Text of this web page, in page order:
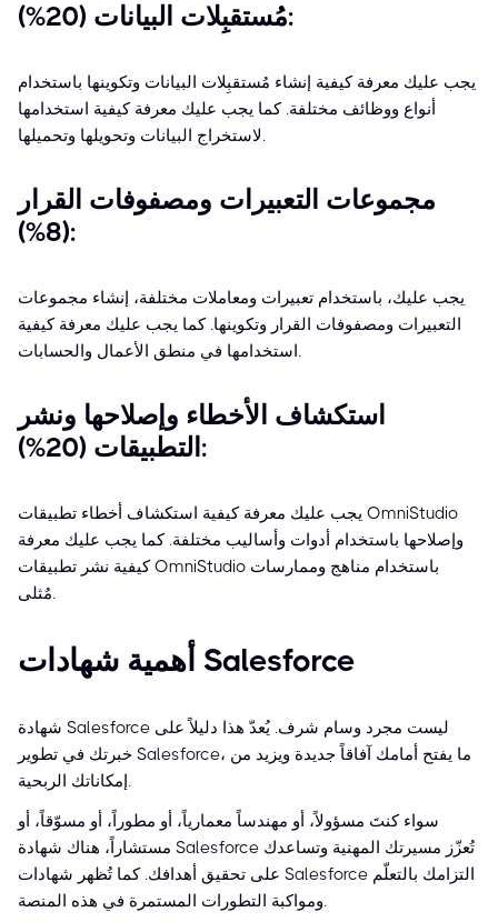
مُستقبِلات البيانات (20%):
يجب عليك معرفة كيفية إنشاء مُستقبِلات البيانات وتكوينها باستخدام
أنواع ووظائف مختلفة. كما يجب عليك معرفة كيفية استخدامها
لاستخراج البيانات وتحويلها وتحميلها.
مجموعات التعبيرات ومصفوفات القرار
(8%):
يجب عليك، باستخدام تعبيرات ومعاملات مختلفة، إنشاء مجموعات
التعبيرات ومصفوفات القرار وتكوينها. كما يجب عليك معرفة كيفية
استخدامها في منطق الأعمال والحسابات.
استكشاف الأخطاء وإصلاحها ونشر
التطبيقات (20%):
يجب عليك معرفة كيفية استكشاف أخطاء تطبيقات OmniStudio
وإصلاحها باستخدام أدوات وأساليب مختلفة. كما يجب عليك معرفة
كيفية نشر تطبيقات OmniStudio باستخدام مناهج وممارسات
مُثلى.
أهمية شهادات Salesforce
شهادة Salesforce ليست مجرد وسام شرف. يُعدّ هذا دليلاً على
خبرتك في تطوير Salesforce، ما يفتح أمامك آفاقاً جديدة ويزيد من
إمكاناتك الربحية.
سواء كنتَ مسؤولاً، أو مهندساً معمارياً، أو مطوراً، أو مسوّقاً، أو
مستشاراً، هناك شهادة Salesforce تُعزّز مسيرتك المهنية وتساعدك
على تحقيق أهدافك. كما تُظهر شهادات Salesforce التزامك بالتعلّم
ومواكبة التطورات المستمرة في هذه المنصة.